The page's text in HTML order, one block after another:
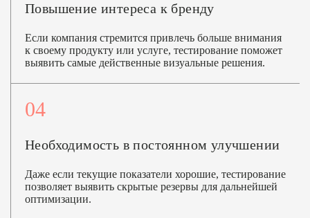
Повышение интереса к бренду
Если компания стремится привлечь больше внимания
к своему продукту или услуге, тестирование поможет
выявить самые действенные визуальные решения.
04
Необходимость в постоянном улучшении
Даже если текущие показатели хорошие, тестирование
позволяет выявить скрытые резервы для дальнейшей
оптимизации.